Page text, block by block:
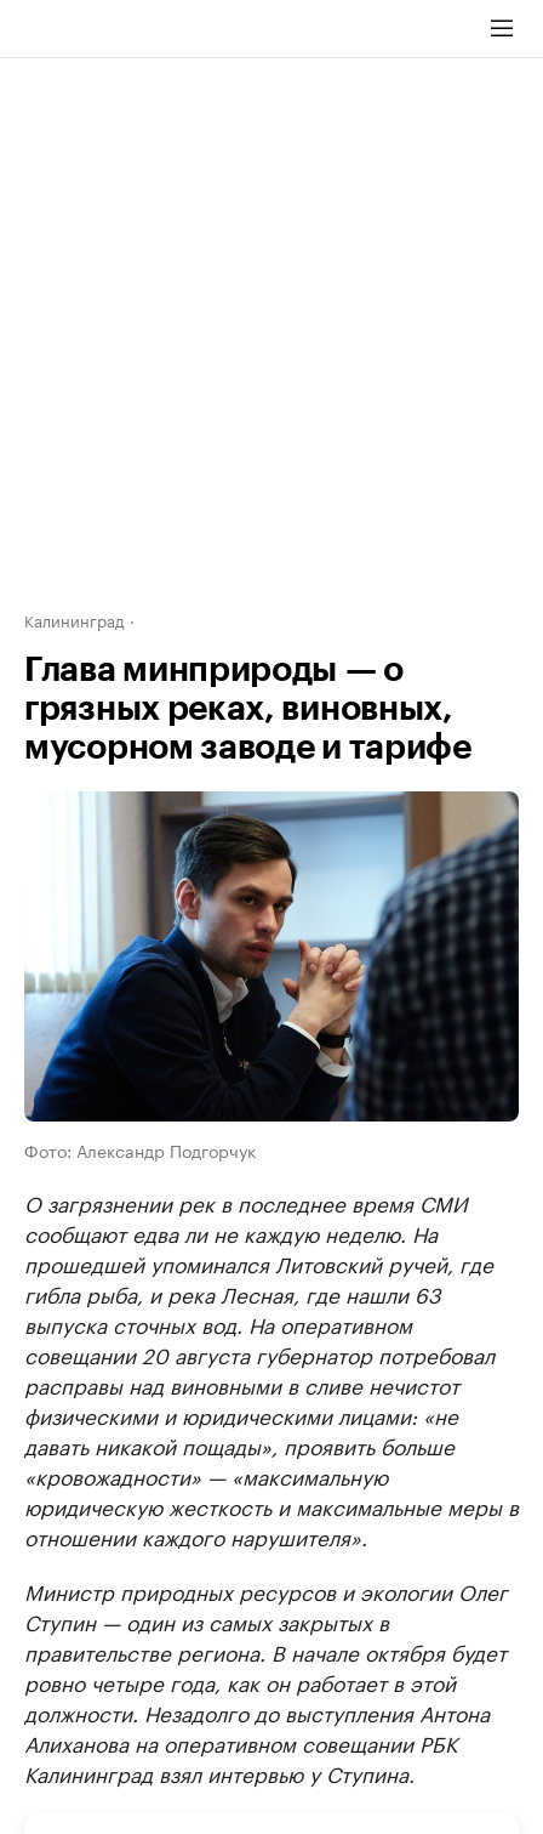
Калининград
Глава минприроды — о
грязных реках, виновных,
мусорном заводе и тарифе
Фото: Александр Подгорчук
О загрязнении рек в последнее время СМИ
сообщают едва ли не каждую неделю. На
прошедшей упоминался Литовский ручей, где
гибла рыба, и река Лесная, где нашли 63
выпуска сточных вод. На оперативном
совещании 20 августа губернатор потребовал
расправы над виновными в сливе нечистот
физическими и юридическими лицами: «не
давать никакой пощады», проявить больше
«кровожадности» — «максимальную
юридическую жесткость и максимальные меры в
отношении каждого нарушителя».
Министр природных ресурсов и экологии Олег
Ступин — один из самых закрытых в
правительстве региона. В начале октября будет
ровно четыре года, как он работает в этой
должности. Незадолго до выступления Антона
Алиханова на оперативном совещании РБК
Калининград взял интервью у Ступина.